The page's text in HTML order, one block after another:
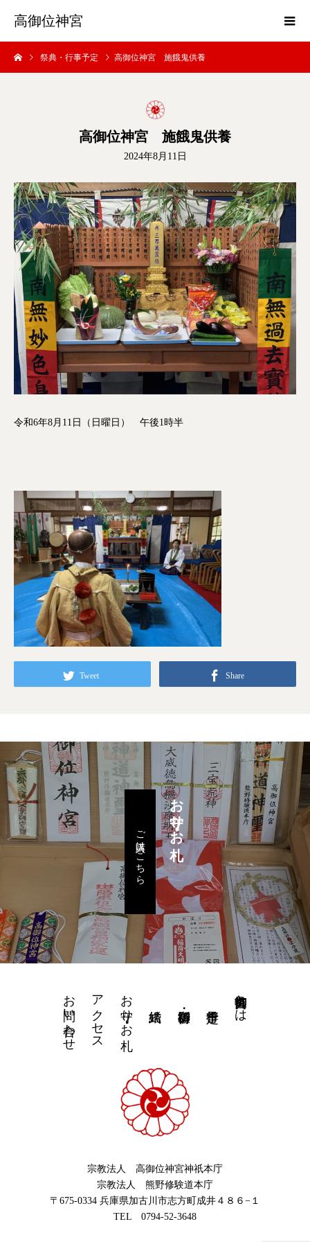
高御位神宮
祭典・行事予定 高御位神宮 施餓鬼供養
高御位神宮 施餓鬼供養
2024年8月11日
令和6年8月11日（日曜日） 午後1時半
Tweet Share
お守り・お札
ご購入はこちら
高御位神宮とは
お守り・お札
アクセス
お問い合わせ
宗教法人 高御位神宮神祇本庁
宗教法人 熊野修験道本庁
〒675-0334 兵庫県加古川市志方町成井４８６−１
TEL 0794-52-3648